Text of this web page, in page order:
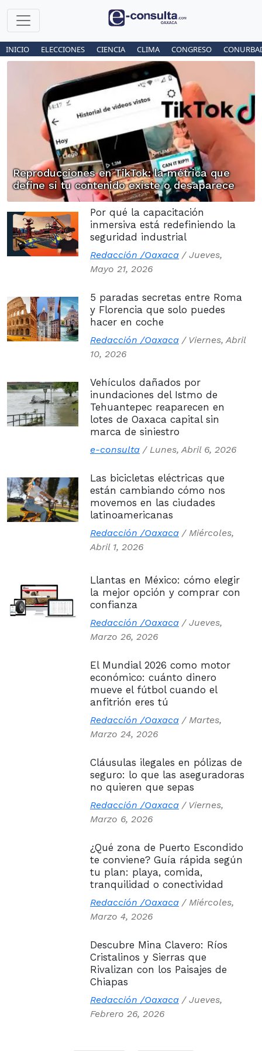
INICIO ELECCIONES CIENCIA CLIMA CONGRESO
Reproducciones en TikTok: la métrica que
define si tu contenido existe o desaparece
Por qué la capacitación
inmersiva está redefiniendo la
seguridad industrial
Redacción /Oaxaca / Jueves,
Mayo 21, 2026
5 paradas secretas entre Roma
y Florencia que solo puedes
hacer en coche
Redacción /Oaxaca / Viernes, Abril
10, 2026
Vehículos dañados por
inundaciones del Istmo de
Tehuantepec reaparecen en
lotes de Oaxaca capital sin
marca de siniestro
e-consulta / Lunes, Abril 6, 2026
Las bicicletas eléctricas que
están cambiando cómo nos
movemos en las ciudades
latinoamericanas
Redacción /Oaxaca / Miércoles,
Abril 1, 2026
Llantas en México: cómo elegir
la mejor opción y comprar con
confianza
Redacción /Oaxaca / Jueves,
Marzo 26, 2026
El Mundial 2026 como motor
económico: cuánto dinero
mueve el fútbol cuando el
anfitrión eres tú
Redacción /Oaxaca / Martes,
Marzo 24, 2026
Cláusulas ilegales en pólizas de
seguro: lo que las aseguradoras
no quieren que sepas
Redacción /Oaxaca / Viernes,
Marzo 6, 2026
¿Qué zona de Puerto Escondido
te conviene? Guía rápida según
tu plan: playa, comida,
tranquilidad o conectividad
Redacción /Oaxaca / Miércoles,
Marzo 4, 2026
Descubre Mina Clavero: Ríos
Cristalinos y Sierras que
Rivalizan con los Paisajes de
Chiapas
Redacción /Oaxaca / Jueves,
Febrero 26, 2026